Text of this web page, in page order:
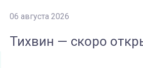
06 августа 2026
Тихвин — скоро